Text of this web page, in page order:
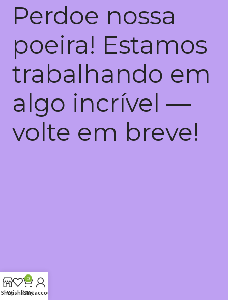
Perdoe nossa
poeira! Estamos
trabalhando em
algo incrível —
volte em breve!
ShopWishlist
0
Cart
My account